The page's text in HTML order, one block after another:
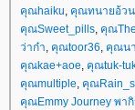
คุณhaiku, คุณทนายอ้วน
คุณSweet_pills, คุณ
ว่าก๋า, คุณtoor36, คุณน
คุณkae+aoe, คุณtuk-
คุณmultiple, คุณ
คุณEmmy Journey พา